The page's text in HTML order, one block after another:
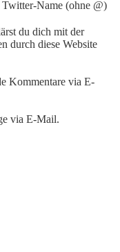
Twitter-Name (ohne @)
du dich mit der
durch diese Website
Kommentare via E-
via E-Mail.